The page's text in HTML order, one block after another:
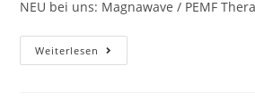
NEU bei uns: Magnawave / PEMF
Weiterlesen